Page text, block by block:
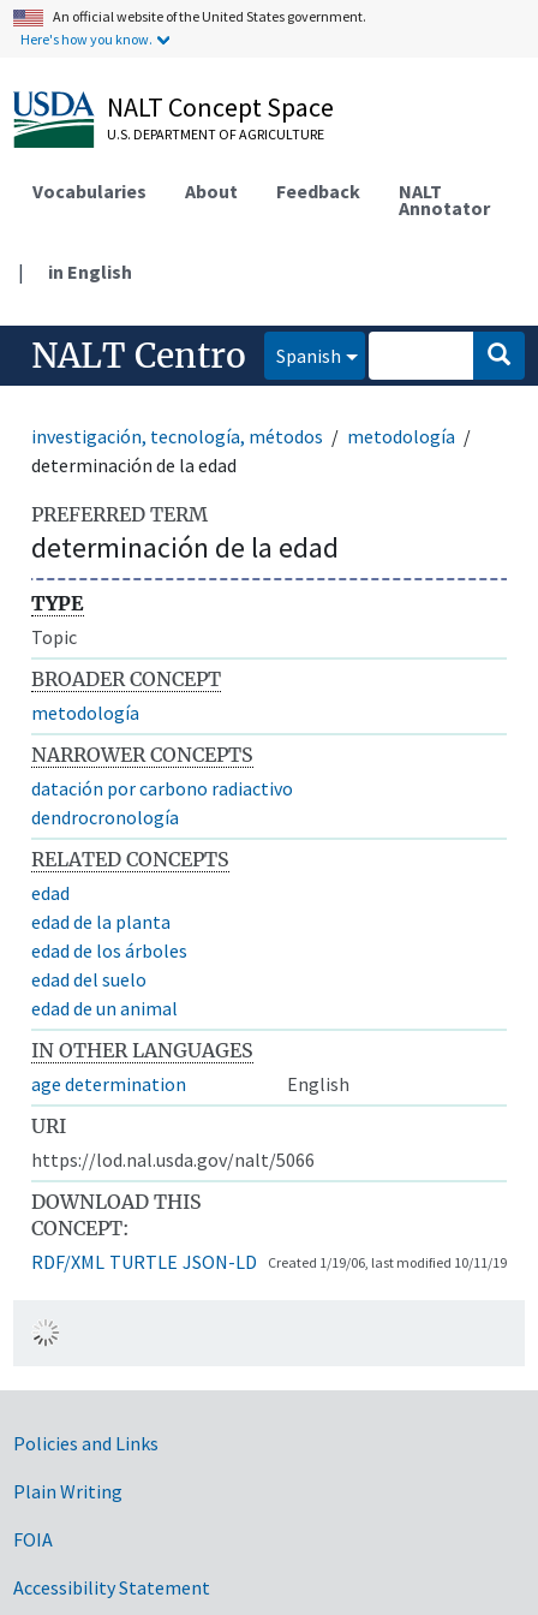
An official website of the United States government.
Here's how you know.
NALT Concept Space
U.S. DEPARTMENT OF AGRICULTURE
Vocabularies About Feedback NALT
Annotator
| in English
NALT Centro Spanish
investigación, tecnología, métodos
metodología
determinación de la edad
PREFERRED TERM
determinación de la edad
TYPE
Topic
BROADER CONCEPT
metodología
NARROWER CONCEPTS
datación por carbono radiactivo
dendrocronología
RELATED CONCEPTS
edad
edad de la planta
edad de los árboles
edad del suelo
edad de un animal
IN OTHER LANGUAGES
age determination
English
URI
https://lod.nal.usda.gov/nalt/5066
DOWNLOAD THIS
CONCEPT:
RDF/XML TURTLE JSON-LD Created 1/19/06, last modified 10/11/19
Government Links
Policies and Links
Plain Writing
FOIA
Accessibility Statement